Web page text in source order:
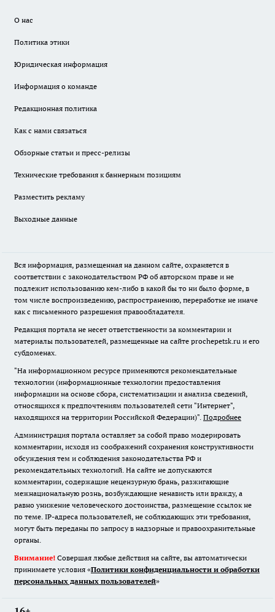
О нас
Политика этики
Юридическая информация
Информация о команде
Редакционная политика
Как с нами связаться
Обзорные статьи и пресс-релизы
Технические требования к баннерным позициям
Разместить рекламу
Выходные данные
Вся информация, размещенная на данном сайте, охраняется в
соответствии с законодательством РФ об авторском праве и не
подлежит использованию кем-либо в какой бы то ни было форме, в
том числе воспроизведению, распространению, переработке не иначе
как с письменного разрешения правообладателя.
Редакция портала не несет ответственности за комментарии и
материалы пользователей, размещенные на сайте prochepetsk.ru и его
субдоменах.
"На информационном ресурсе применяются рекомендательные
технологии (информационные технологии предоставления
информации на основе сбора, систематизации и анализа сведений,
относящихся к предпочтениям пользователей сети "Интернет",
находящихся на территории Российской Федерации)". Подробнее
Администрация портала оставляет за собой право модерировать
комментарии, исходя из соображений сохранения конструктивности
обсуждения тем и соблюдения законодательства РФ и
рекомендательных технологий. На сайте не допускаются
комментарии, содержащие нецензурную брань, разжигающие
межнациональную рознь, возбуждающие ненависть или вражду, а
равно унижение человеческого достоинства, размещение ссылок не
по теме. IP-адреса пользователей, не соблюдающих эти требования,
могут быть переданы по запросу в надзорные и правоохранительные
органы.
Внимание! Совершая любые действия на сайте, вы автоматически
принимаете условия «Политики конфиденциальности и обработки
персональных данных пользователей»